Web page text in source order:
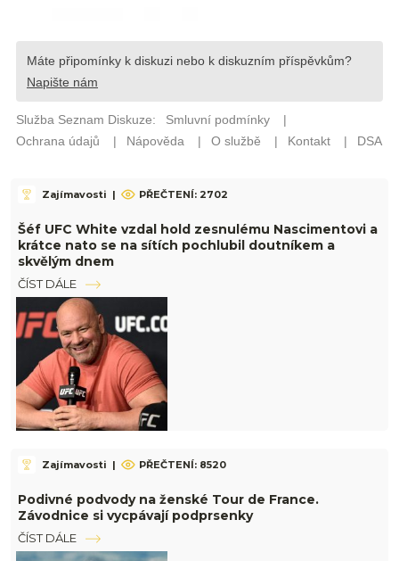
Zajímavosti | PŘEČTENÍ: 2702
Šéf UFC White vzdal hold zesnulému Nascimentovi a
krátce nato se na sítích pochlubil doutníkem a
skvělým dnem
ČÍST DÁLE
Zajímavosti | PŘEČTENÍ: 8520
Podivné podvody na ženské Tour de France.
Závodnice si vycpávají podprsenky
ČÍST DÁLE